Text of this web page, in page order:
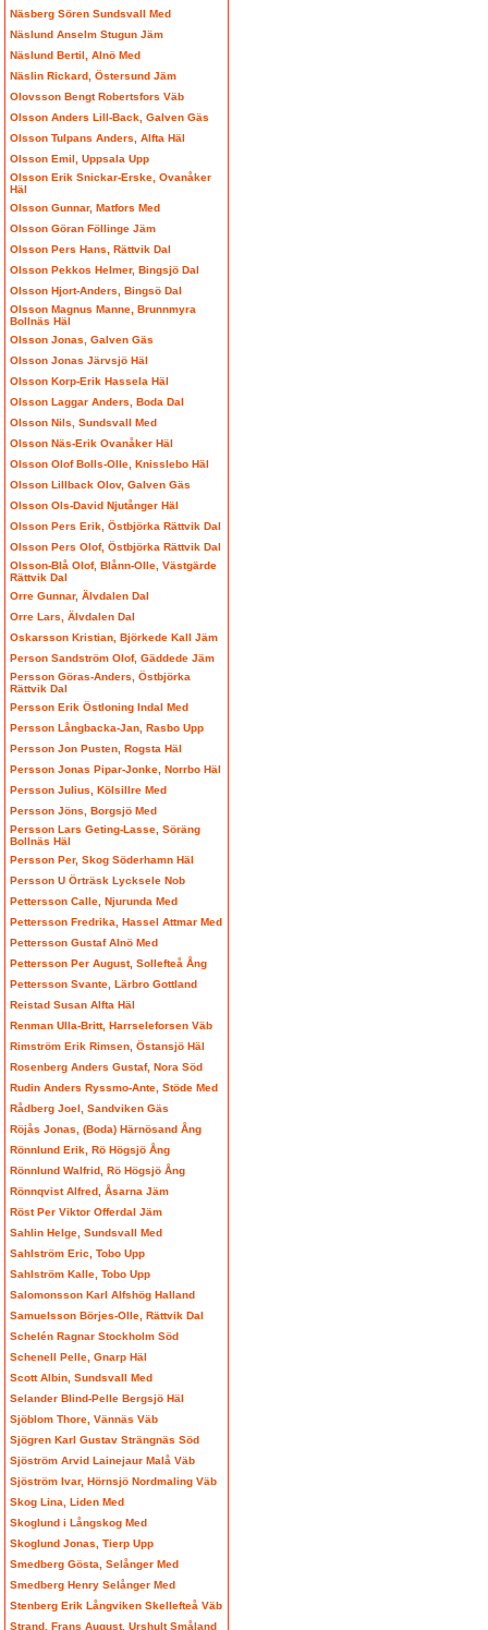
Näsberg Sören Sundsvall Med
Näslund Anselm Stugun Jäm
Näslund Bertil, Alnö Med
Näslin Rickard, Östersund Jäm
Olovsson Bengt Robertsfors Väb
Olsson Anders Lill-Back, Galven Gäs
Olsson Tulpans Anders, Alfta Häl
Olsson Emil, Uppsala Upp
Olsson Erik Snickar-Erske, Ovanåker
Häl
Olsson Gunnar, Matfors Med
Olsson Göran Föllinge Jäm
Olsson Pers Hans, Rättvik Dal
Olsson Pekkos Helmer, Bingsjö Dal
Olsson Hjort-Anders, Bingsö Dal
Olsson Magnus Manne, Brunnmyra
Bollnäs Häl
Olsson Jonas, Galven Gäs
Olsson Jonas Järvsjö Häl
Olsson Korp-Erik Hassela Häl
Olsson Laggar Anders, Boda Dal
Olsson Nils, Sundsvall Med
Olsson Näs-Erik Ovanåker Häl
Olsson Olof Bolls-Olle, Knisslebo Häl
Olsson Lillback Olov, Galven Gäs
Olsson Ols-David Njutånger Häl
Olsson Pers Erik, Östbjörka Rättvik Dal
Olsson Pers Olof, Östbjörka Rättvik Dal
Olsson-Blå Olof, Blånn-Olle, Västgärde
Rättvik Dal
Orre Gunnar, Älvdalen Dal
Orre Lars, Älvdalen Dal
Oskarsson Kristian, Björkede Kall Jäm
Person Sandström Olof, Gäddede Jäm
Persson Göras-Anders, Östbjörka
Rättvik Dal
Persson Erik Östloning Indal Med
Persson Långbacka-Jan, Rasbo Upp
Persson Jon Pusten, Rogsta Häl
Persson Jonas Pipar-Jonke, Norrbo Häl
Persson Julius, Kölsillre Med
Persson Jöns, Borgsjö Med
Persson Lars Geting-Lasse, Söräng
Bollnäs Häl
Persson Per, Skog Söderhamn Häl
Persson U Örträsk Lycksele Nob
Pettersson Calle, Njurunda Med
Pettersson Fredrika, Hassel Attmar Med
Pettersson Gustaf Alnö Med
Pettersson Per August, Sollefteå Ång
Pettersson Svante, Lärbro Gottland
Reistad Susan Alfta Häl
Renman Ulla-Britt, Harrseleforsen Väb
Rimström Erik Rimsen, Östansjö Häl
Rosenberg Anders Gustaf, Nora Söd
Rudin Anders Ryssmo-Ante, Stöde Med
Rådberg Joel, Sandviken Gäs
Röjås Jonas, (Boda) Härnösand Ång
Rönnlund Erik, Rö Högsjö Ång
Rönnlund Walfrid, Rö Högsjö Ång
Rönnqvist Alfred, Åsarna Jäm
Röst Per Viktor Offerdal Jäm
Sahlin Helge, Sundsvall Med
Sahlström Eric, Tobo Upp
Sahlström Kalle, Tobo Upp
Salomonsson Karl Alfshög Halland
Samuelsson Börjes-Olle, Rättvik Dal
Schelén Ragnar Stockholm Söd
Schenell Pelle, Gnarp Häl
Scott Albin, Sundsvall Med
Selander Blind-Pelle Bergsjö Häl
Sjöblom Thore, Vännäs Väb
Sjögren Karl Gustav Strängnäs Söd
Sjöström Arvid Lainejaur Malå Väb
Sjöström Ivar, Hörnsjö Nordmaling Väb
Skog Lina, Liden Med
Skoglund i Långskog Med
Skoglund Jonas, Tierp Upp
Smedberg Gösta, Selånger Med
Smedberg Henry Selånger Med
Stenberg Erik Långviken Skellefteå Väb
Strand, Frans August, Urshult Småland